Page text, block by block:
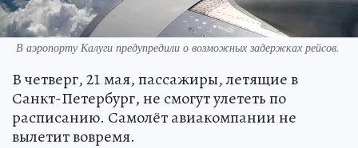
В аэропорту Калуги предупредили о возможных задержках рейсов.
В четверг, 21 мая, пассажиры, летящие в
Санкт-Петербург, не смогут улететь по
расписанию. Самолёт авиакомпании не
вылетит вовремя.